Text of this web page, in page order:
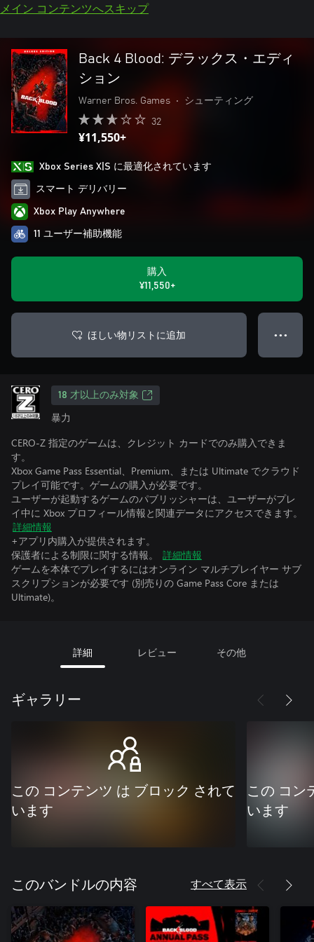
メイン コンテンツへスキップ
Back 4 Blood: デラックス・エディ
ション
Warner Bros. Games • シューティング
32
¥11,550+
Xbox Series X|S に最適化されています
スマート デリバリー
Xbox Play Anywhere
11 ユーザー補助機能
購入
¥11,550+
ほしい物リストに追加 ● ● ●
18 才以上のみ対象
暴力
CERO-Z 指定のゲームは、クレジット カードでのみ購入できま
す。
Xbox Game Pass Essential、Premium、または Ultimate でクラウド
プレイ可能です。ゲームの購入が必要です。
ユーザーが起動するゲームのパブリッシャーは、ユーザーがプレ
イ中に Xbox プロフィール情報と関連データにアクセスできます。
詳細情報
+アプリ内購入が提供されます。
保護者による制限に関する情報。
詳細情報
ゲームを本体でプレイするにはオンライン マルチプレイヤー サブ
スクリプションが必要です (別売りの Game Pass Core または
Ultimate)。
詳細 レビュー その他
ギャラリー
この コンテンツ は ブロック されて
います
この コン
います
このバンドルの内容 すべて表示